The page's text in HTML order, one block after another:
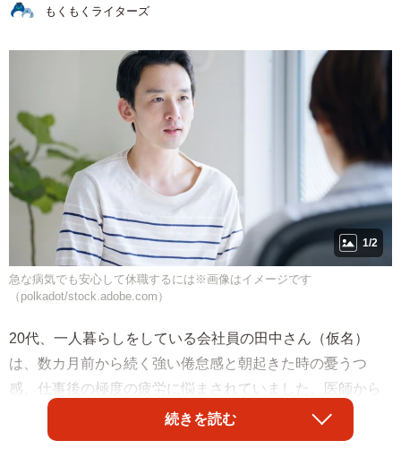
もくもくライターズ
1/2
急な病気でも安心して休職するには※画像はイメージです
（polkadot/stock.adobe.com）
20代、一人暮らしをしている会社員の田中さん（仮名）
は、数カ月前から続く強い倦怠感と朝起きた時の憂うつ
感、仕事後の極度の疲労に悩まされていました。医師から
は「うつ病」と診断され、1カ月の自宅療養を指示する診断
書が出ましたが、田中さんの足は止まったままでした。
続きを読む